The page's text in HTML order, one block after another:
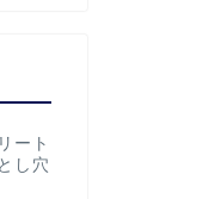
ート
し穴